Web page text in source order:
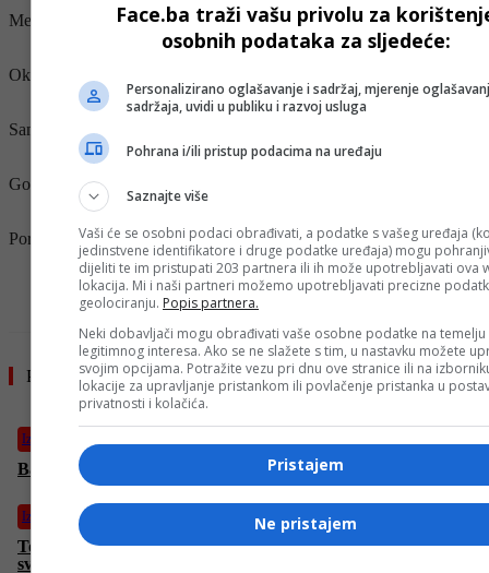
Memphis – Phoenix 98:117
Oklahoma – Utah 129:125 (produžetak)
San Antonio – LA Lakers 107:91
Golden State – Milwaukee 120:113
Portland – Houston 103:102
- OGLAS -
Pročitajte još
Izdvojeno
Barcelona ubjedljiva u gradskom derbiju protiv Espanyola
Izdvojeno
Tour of BiH: Biciklistički spektakl koji BiH stavlja na mapu
svijeta
Face.ba traži vašu privolu za
osobnih podataka za sljedeće:
Personalizirano oglašavanje i sadržaj, mjerenje
sadržaja, uvidi u publiku i razvoj usluga
Pohrana i/ili pristup podacima na uređaju
Saznajte više
Vaši će se osobni podaci obrađivati, a podatke s vašeg uređaja
jedinstvene identifikatore i druge podatke uređaja) mogu
dijeliti te im pristupati 203 partnera ili ih može upotrebljavati ova
lokacija. Mi i naši partneri možemo upotrebljavati precizne
geolociranju. Popis partnera.
Neki dobavljači mogu obrađivati vaše osobne podatke na temelju
legitimnog interesa. Ako se ne slažete s tim, u nastavku možete
svojim opcijama. Potražite vezu pri dnu ove stranice ili na
lokacije za upravljanje pristankom ili povlačenje pristanka u
privatnosti i kolačića.
Pristajem
Ne pristajem